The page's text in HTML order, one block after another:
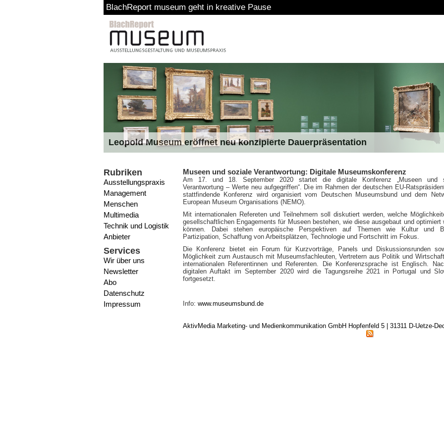
BlachReport museum geht in kreative Pause
Leopold Museum eröffnet neu konzipierte Dauerpräsentation
Rubriken
Ausstellungspraxis
Management
Menschen
Multimedia
Technik und Logistik
Anbieter
Services
Wir über uns
Newsletter
Abo
Datenschutz
Impressum
Museen und soziale Verantwortung: Digitale Museumskonferenz
Am 17. und 18. September 2020 startet die digitale Konferenz „Museen und
Verantwortung – Werte neu aufgegriffen“. Die im Rahmen der deutschen EU-
stattfindende Konferenz wird organisiert vom Deutschen Museumsbund und dem
European Museum Organisations (NEMO).
Mit internationalen Refereten und Teilnehmern soll diskutiert werden, welche
gesellschaftlichen Engagements für Museen bestehen, wie diese ausgebaut und optimiert
können. Dabei stehen europäische Perspektiven auf Themen wie Kultur und
Partizipation, Schaffung von Arbeitsplätzen, Technologie und Fortschritt im Fokus.
Die Konferenz bietet ein Forum für Kurzvorträge, Panels und Diskussionsrunden
Möglichkeit zum Austausch mit Museumsfachleuten, Vertretern aus Politik und
internationalen Referentinnen und Referenten. Die Konferenzsprache ist Englisch.
digitalen Auftakt im September 2020 wird die Tagungsreihe 2021 in Portugal und
fortgesetzt.
Info: www.museumsbund.de
AktivMedia Marketing- und Medienkommunikation GmbH Hopfenfeld 5 | 31311 D-Uetze-